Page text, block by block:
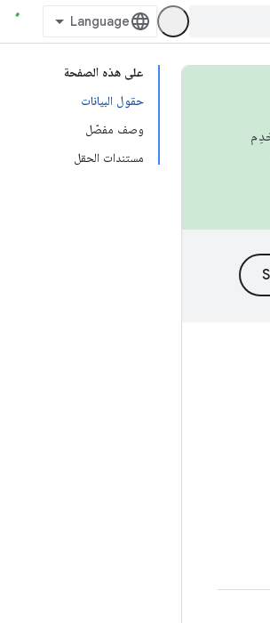
على هذه الصفحة
حقول البيانات
وصف مفصّل
مستندات الحقل